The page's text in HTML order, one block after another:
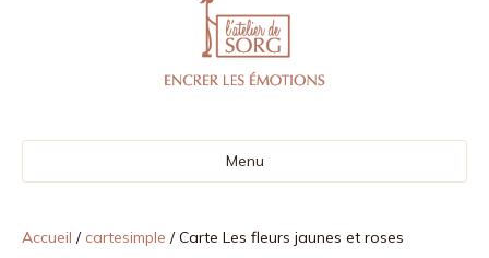
o
o
u
t
b
e
s
t
g
r
Menu
Accueil / cartesimple / Carte Les fleurs jaunes et roses